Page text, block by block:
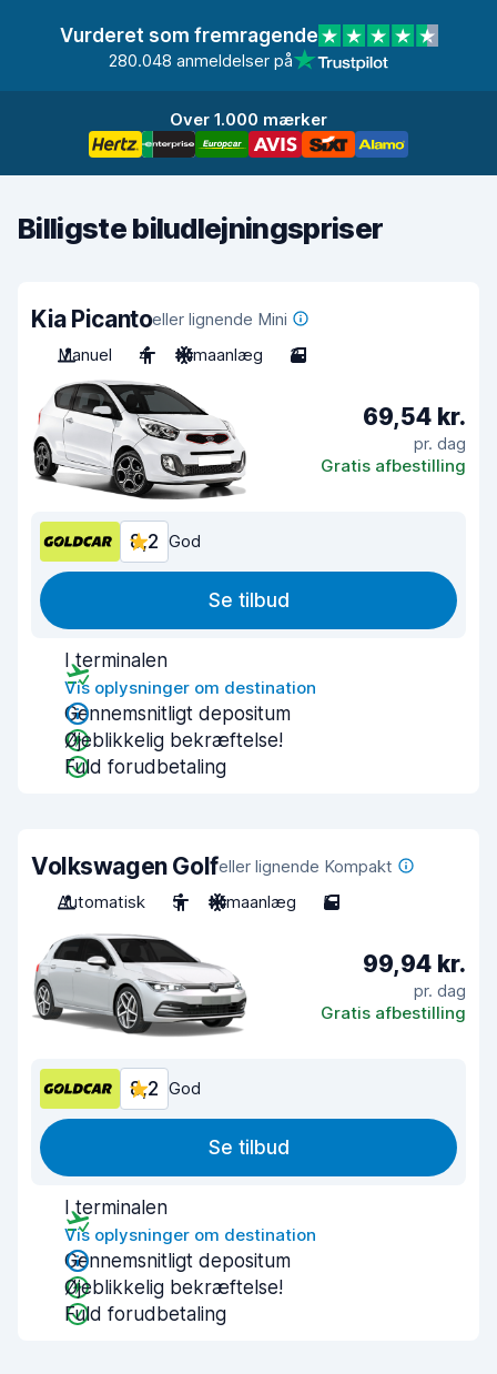
Vurderet som fremragende
280.048 anmeldelser på
Over 1.000 mærker
Billigste biludlejningspriser
Kia Picantoeller lignende Mini
Manuel
4 Klimaanlæg 3
69,54 kr.
pr. dag
Gratis afbestilling
8,2 God
Se tilbud
I terminalen
Vis oplysninger om destination
Gennemsnitligt depositum
Øjeblikkelig bekræftelse!
Fuld forudbetaling
Volkswagen Golfeller lignende Kompakt
Automatisk
5 Klimaanlæg 5
99,94 kr.
pr. dag
Gratis afbestilling
8,2 God
Se tilbud
I terminalen
Vis oplysninger om destination
Gennemsnitligt depositum
Øjeblikkelig bekræftelse!
Fuld forudbetaling